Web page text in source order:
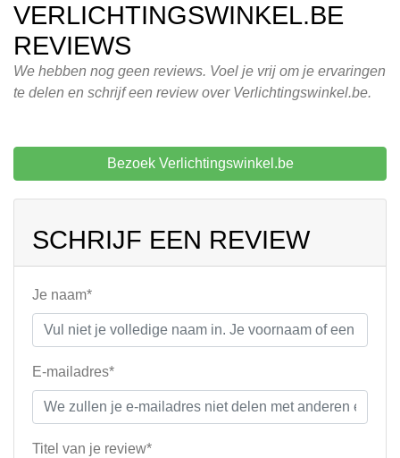
VERLICHTINGSWINKEL.BE
REVIEWS
We hebben nog geen reviews. Voel je vrij om je ervaringen
te delen en schrijf een review over Verlichtingswinkel.be.
Bezoek Verlichtingswinkel.be
SCHRIJF EEN REVIEW
Je naam*
E-mailadres*
Titel van je review*